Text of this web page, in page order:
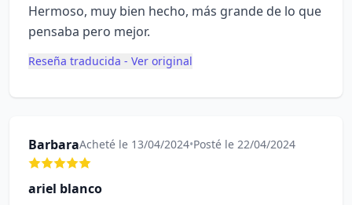
Hermoso, muy bien hecho, más grande de lo que
pensaba pero mejor.
Reseña traducida - Ver original
BarbaraAcheté le 13/04/2024•Posté le 22/04/2024
ariel blanco